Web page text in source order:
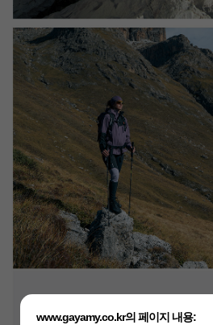
www.gayamy.co.kr의 페이지 내용: